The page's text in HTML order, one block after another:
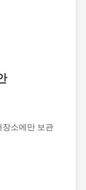
소에만 보관